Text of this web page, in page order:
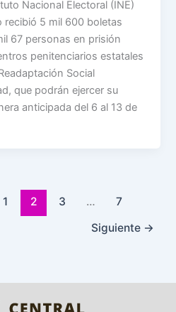
Nacional Electoral (INE)
recibió 5 mil 600 boletas
67 personas en prisión
penitenciarios estatales
Social
que podrán ejercer su
anticipada del 6 al 13 de
1 2 3 …
7
Siguiente →